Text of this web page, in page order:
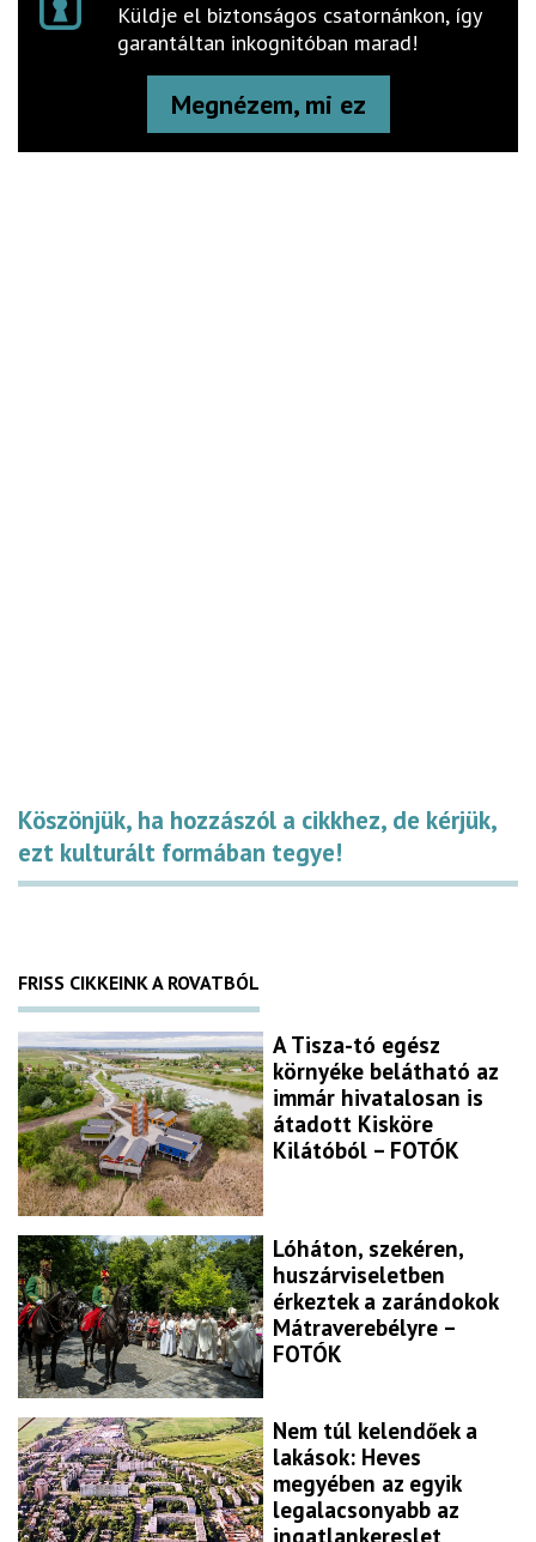
Küldje el biztonságos csatornánkon, így
garantáltan inkognitóban marad!
Megnézem, mi ez
Köszönjük, ha hozzászól a cikkhez, de kérjük,
ezt kulturált formában tegye!
FRISS CIKKEINK A ROVATBÓL
A Tisza-tó egész
környéke belátható az
immár hivatalosan is
átadott Kisköre
Kilátóból – FOTÓK
Lóháton, szekéren,
huszárviseletben
érkeztek a zarándokok
Mátraverebélyre –
FOTÓK
Nem túl kelendőek a
lakások: Heves
megyében az egyik
legalacsonyabb az